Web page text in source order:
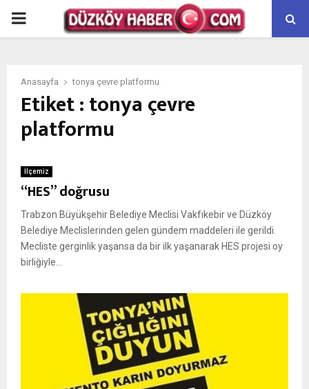
PRIMARY
Anasayfa tonya çevre platformu
Etiket : tonya çevre
platformu
İlçemiz
“HES” doğrusu
Trabzon Büyükşehir Belediye Meclisi Vakfıkebir ve Düzköy
Belediye Meclislerinden gelen gündem maddeleri ile gerildi.
Mecliste gerginlik yaşansa da bir ilk yaşanarak HES projesi oy
birliğiyle...